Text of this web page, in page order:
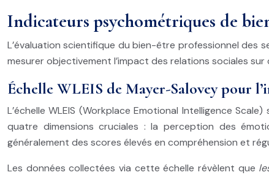
Indicateurs psychométriques de
L’évaluation scientifique du bien-être professionnel
mesurer objectivement l’impact des relations sociales
Échelle WLEIS de Mayer-Salovey pour
L’échelle WLEIS (Workplace Emotional Intelligence
quatre dimensions cruciales : la perception des
généralement des scores élevés en compréhension et
Les données collectées via cette échelle révèlent que